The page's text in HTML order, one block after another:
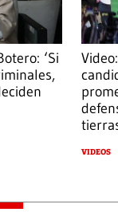
‘Si
VIDEOS